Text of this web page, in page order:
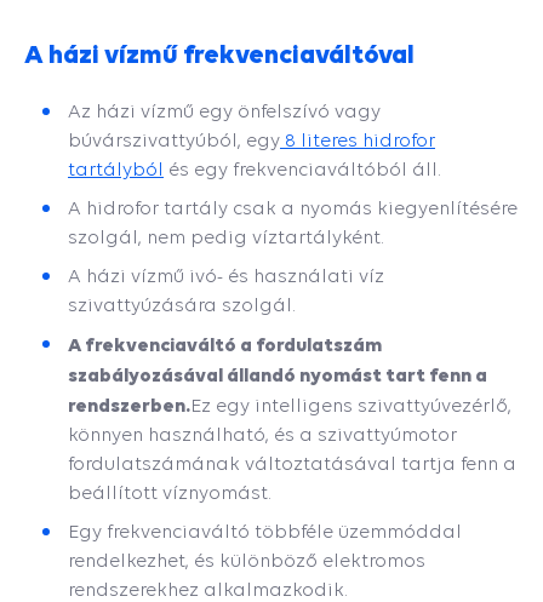
A házi vízmű frekvenciaváltóval
Az házi vízmű egy önfelszívó vagy
búvárszivattyúból, egy 8 literes hidrofor
tartályból és egy frekvenciaváltóból áll.
A hidrofor tartály csak a nyomás kiegyenlítésére
szolgál, nem pedig víztartályként.
A házi vízmű ivó- és használati víz
szivattyúzására szolgál.
A frekvenciaváltó a fordulatszám
szabályozásával állandó nyomást tart fenn a
rendszerben.Ez egy intelligens szivattyúvezérlő,
könnyen használható, és a szivattyúmotor
fordulatszámának változtatásával tartja fenn a
beállított víznyomást.
Egy frekvenciaváltó többféle üzemmóddal
rendelkezhet, és különböző elektromos
rendszerekhez alkalmazkodik.